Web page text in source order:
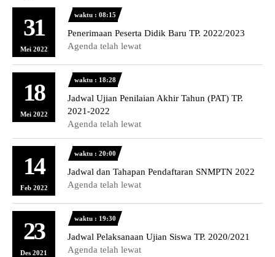
31
Mei 2022
waktu : 08:15
Penerimaan Peserta Didik Baru TP. 2022/2023
Agenda telah lewat
18
Mei 2022
waktu : 18:28
Jadwal Ujian Penilaian Akhir Tahun (PAT) TP.
2021-2022
Agenda telah lewat
14
Feb 2022
waktu : 20:00
Jadwal dan Tahapan Pendaftaran SNMPTN 2022
Agenda telah lewat
23
Des 2021
waktu : 19:30
Jadwal Pelaksanaan Ujian Siswa TP. 2020/2021
Agenda telah lewat